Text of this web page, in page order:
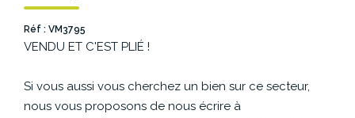
ESPACE BAILLEURS
ESPACE VENDEUR
Réf : VM3795
VENDU ET C'EST PLIÉ !
Si vous aussi vous cherchez un bien sur ce secteur,
nous vous proposons de nous écrire à